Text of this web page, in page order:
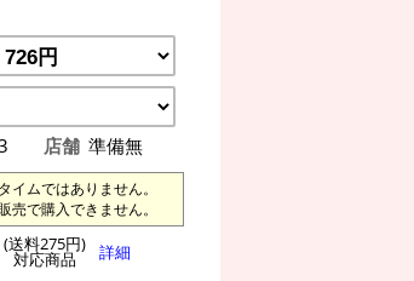
店舗 準備無
イムではありません。
売で購入できません。
(送料275円)
対応商品 詳細